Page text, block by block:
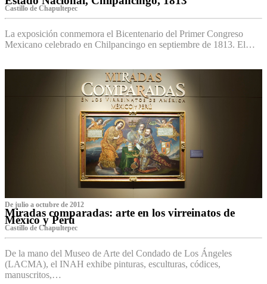
Castillo de Chapultepec
La exposición conmemora el Bicentenario del Primer Congreso
Mexicano celebrado en Chilpancingo en septiembre de 1813. El…
De julio a octubre de 2012
Miradas comparadas: arte en los virreinatos de
México y Perú
Castillo de Chapultepec
De la mano del Museo de Arte del Condado de Los Ángeles
(LACMA), el INAH exhibe pinturas, esculturas, códices,
manuscritos,…